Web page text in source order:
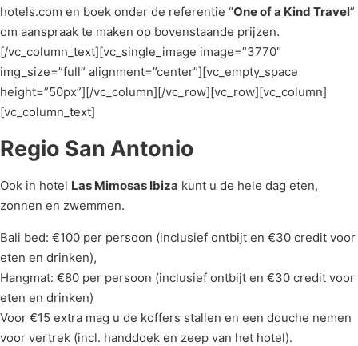
hotels.com en boek onder de referentie “One of a Kind Travel”
om aanspraak te maken op bovenstaande prijzen.
[/vc_column_text][vc_single_image image=”3770″
img_size=”full” alignment=”center”][vc_empty_space
height=”50px”][/vc_column][/vc_row][vc_row][vc_column]
[vc_column_text]
Regio San Antonio
Ook in hotel Las Mimosas Ibiza kunt u de hele dag eten,
zonnen en zwemmen.
Bali bed: €100 per persoon (inclusief ontbijt en €30 credit voor
eten en drinken),
Hangmat: €80 per persoon (inclusief ontbijt en €30 credit voor
eten en drinken)
Voor €15 extra mag u de koffers stallen en een douche nemen
voor vertrek (incl. handdoek en zeep van het hotel).